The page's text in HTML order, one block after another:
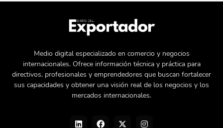
Medio digital especializado en comercio y negocios
internacionales. Ofrece información técnica y práctica para
directivos, profesionales y emprendedores que buscan fortalecer
sus capacidades y obtener una visión real de los negocios y los
mercados internacionales.